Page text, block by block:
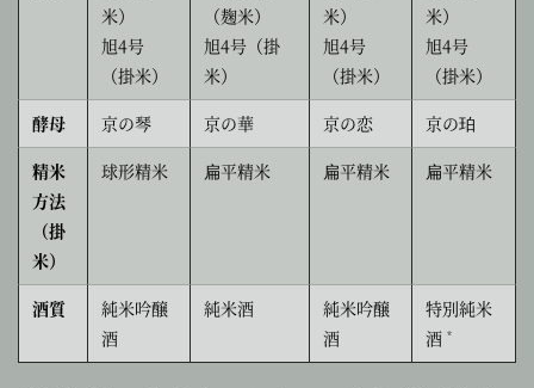
米）
旭4号
（掛米）
（麹米）
旭4号（掛
米）
米）
旭4号
（掛米）
米）
旭4号
（掛米）
酵母
京の琴 京の華 京の恋
京の珀
精米
方法
（掛
米）
球形精米 扁平精米 扁平精米 扁平精米
酒質
純米吟醸
酒
純米酒
純米吟醸
酒
特別純米
酒*